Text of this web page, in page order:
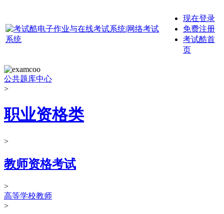
现在登录
免费注册
考试酷首
页
公共题库中心
>
职业资格类
>
教师资格考试
>
高等学校教师
>